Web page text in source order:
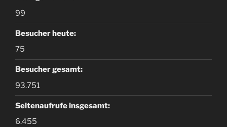
99
Besucher heute:
75
Besucher gesamt:
93.751
Seitenaufrufe insgesamt:
6.455